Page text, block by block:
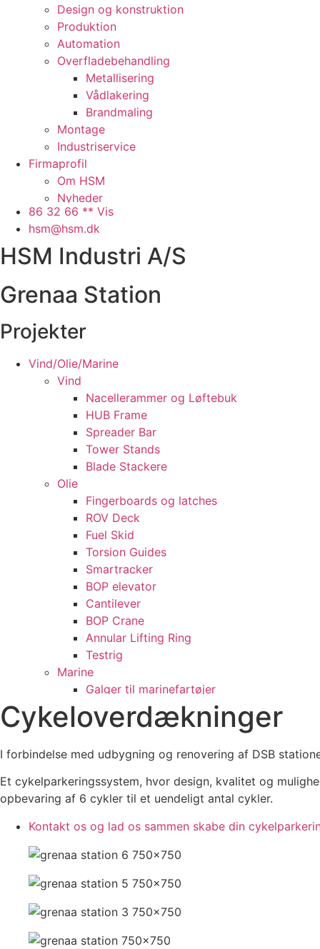
Design og konstruktion
Produktion
Automation
Overfladebehandling
Metallisering
Vådlakering
Brandmaling
Montage
Industriservice
Firmaprofil
Om HSM
Nyheder
Presse
Arbejdspladsen
Faciliteter
Samarbejdspartnere
Historie
QHSE
Kontakt
86 32 66 ** Vis
hsm@hsm.dk
HSM Industri A/S
Grenaa Station
Projekter
Vind/Olie/Marine
Vind
Nacellerammer og Løftebuk
HUB Frame
Spreader Bar
Tower Stands
Blade Stackere
Olie
Fingerboards og latches
ROV Deck
Fuel Skid
Torsion Guides
Smartracker
BOP elevator
Cantilever
BOP Crane
Annular Lifting Ring
Testrig
Marine
Galger til marinefartøjer
Reparation af dokport
Vedligeholdelsesvogne
Linevogne, Norge
Kabelinspektionsvogn
Sliske og A-rampe
Agterport til færge
Brandslukningsanlæg
Uddybningsfartøj
Tension system til færge
Proces – Industri
Beholdere/Tanke/Vekslere
Trustrup Lyngby Varmeværk
Cykeloverdækninger
I forbindelse med udbygning og renovering af DSB
Et cykelparkeringssystem, hvor design, kvalitet og
opbevaring af 6 cykler til et uendeligt antal cykler.
Kontakt os og lad os sammen skabe din